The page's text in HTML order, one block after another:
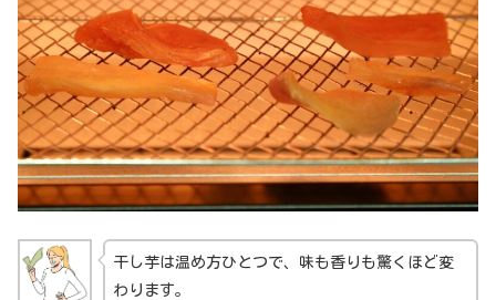
干し芋は温め方ひとつで、味も香りも驚くほど変
わります。